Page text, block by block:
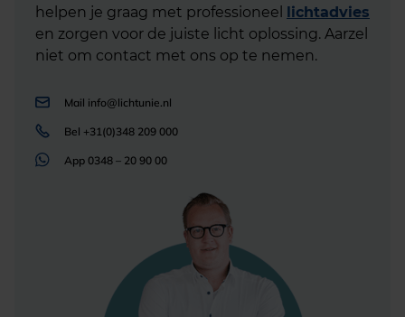
helpen je graag met professioneel lichtadvies
en zorgen voor de juiste licht oplossing. Aarzel
niet om contact met ons op te nemen.
Mail info@lichtunie.nl
Bel +31(0)348 209 000
App 0348 – 20 90 00